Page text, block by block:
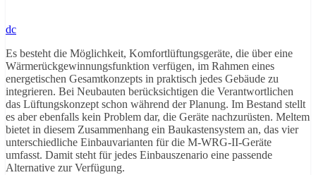
dc
Es besteht die Möglichkeit, Komfortlüftungsgeräte, die über eine
Wärmerückgewinnungsfunktion verfügen, im Rahmen eines
energetischen Gesamtkonzepts in praktisch jedes Gebäude zu
integrieren. Bei Neubauten berücksichtigen die Verantwortlichen
das Lüftungskonzept schon während der Planung. Im Bestand stellt
es aber ebenfalls kein Problem dar, die Geräte nachzurüsten. Meltem
bietet in diesem Zusammenhang ein Baukastensystem an, das vier
unterschiedliche Einbauvarianten für die M-WRG-II-Geräte
umfasst. Damit steht für jedes Einbauszenario eine passende
Alternative zur Verfügung.